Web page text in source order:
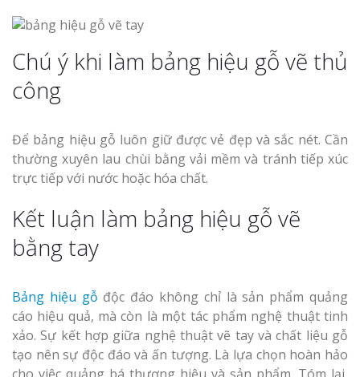
Chú ý khi làm bảng hiệu gỗ vẽ thủ
công
Để bảng hiệu gỗ luôn giữ được vẻ đẹp và sắc nét. Cần
thường xuyên lau chùi bằng vải mềm và tránh tiếp xúc
trực tiếp với nước hoặc hóa chất.
Kết luận làm bảng hiệu gỗ vẽ
bằng tay
Bảng hiệu gỗ độc đáo không chỉ là sản phẩm quảng
cáo hiệu quả, mà còn là một tác phẩm nghệ thuật tinh
xảo. Sự kết hợp giữa nghệ thuật vẽ tay và chất liệu gỗ
tạo nên sự độc đáo và ấn tượng. Là lựa chọn hoàn hảo
cho việc quảng bá thương hiệu và sản phẩm. Tóm lại,